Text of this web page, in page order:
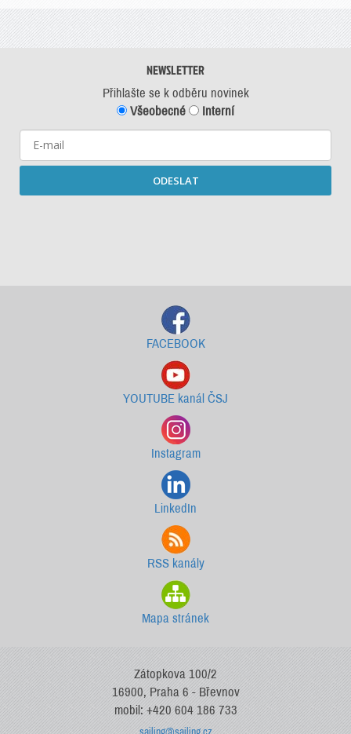
NEWSLETTER
Přihlašte se k odběru novinek
Všeobecné
Interní
ODESLAT
FACEBOOK
YOUTUBE kanál ČSJ
Instagram
LinkedIn
RSS kanály
Mapa stránek
Zátopkova 100/2
16900, Praha 6 - Břevnov
mobil: +420 604 186 733